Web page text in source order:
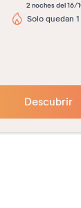
2 noches del 16/
Solo quedan
Descubrir